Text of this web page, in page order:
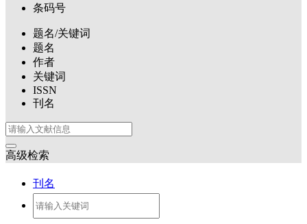
条码号
题名/关键词
题名
作者
关键词
ISSN
刊名
高级检索
刊名